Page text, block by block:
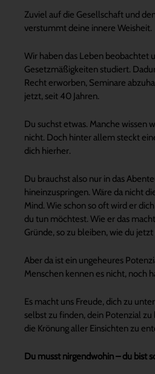
Zuviel auf die Gesellschaft und
verstummt deine innere Weisheit.
Wir haben das Leben beobachtet
Gesetzmäßigkeiten studiert.
Recht erworben, Seminare
jetzt, seit 40 Jahren.
Du suchst etwas. Manche wissen
nicht. Doch hinter allem steckt
dich hierher.
Du brauchst also nur in das
hineinzuspringen. Wäre da nicht
Mind. Wie schon so oft wird er
du tun möchtest. Wie er das
Gründe, so zu bleiben, wie du jetzt
Aber da ist ein ungeheures
Menschen kennen es nicht, noch
Es macht uns Freude, dich zu
selbst zu finden, dein Potenzial
die Krönung aller Einsichten zu
Du musst nirgendwohin – du bist